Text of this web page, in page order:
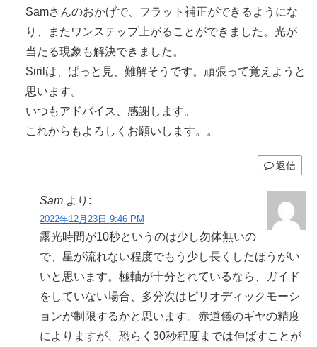
Samさんのおかげで、フラット補正ができるようにな
り、またワンステップ上がることができました。光が
当たる現象も解決できました。
Sirilは、ぱっと見、難解そうです。頑張って覚えようと
思います。
いつもアドバイス、感謝します。
これからもよろしくお願いします。。
返信
Sam より:
2022年12月23日 9:46 PM
露光時間が10秒というのは少し勿体無いの
で、星が流れない程度でもう少し長くしたほうがい
いと思います。極軸が十分とれているなら、ガイド
をしていない場合、多分次はピリオディックモーシ
ョンが制限するかと思います。赤道儀のギヤの精度
によりますが、恐らく30秒程度までは伸ばすことが